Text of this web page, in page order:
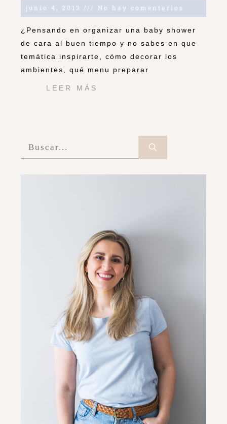
junio 4, 2013 No hay comentarios
¿Pensando en organizar una baby shower
de cara al buen tiempo y no sabes en que
temática inspirarte, cómo decorar los
ambientes, qué menu preparar
LEER MÁS